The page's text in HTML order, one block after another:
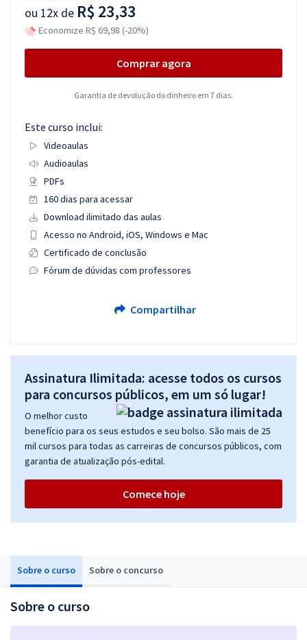
Sobre o curso Sobre o concurso
Sobre o curso
ou 12x de R$ 23,33
Economize R$ 69,98 (-20%)
Comprar agora
Garantia de devolução do dinheiro em 7 dias.
Este curso inclui:
Videoaulas
Audioaulas
PDFs
160 dias para acessar
Download ilimitado das aulas
Acesso no Android, iOS, Windows e Mac
Certificado de conclusão
Fórum de dúvidas com professores
Compartilhar
Assinatura Ilimitada: acesse todos os cursos
para concursos públicos, em um só lugar!
O melhor custo
benefício para os seus estudos e seu bolso. São mais de 25
mil cursos para todas as carreiras de concursos públicos, com
garantia de atualização pós-edital.
Comece hoje